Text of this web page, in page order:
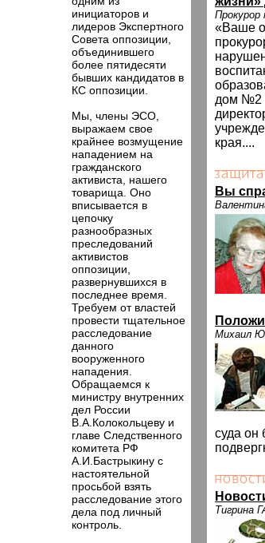
инициаторов и
лидеров Экспертного
Совета оппозиции,
объединившего
более пятидесяти
бывших кандидатов в
КС оппозиции.
Мы, члены ЭСО,
выражаем свое
крайнее возмущение
нападением на
гражданского
активиста, нашего
товарища. Оно
вписывается в
цепочку
разнообразных
преследований
активистов
оппозиции,
развернувшихся в
последнее время.
Требуем от властей
провести тщательное
расследование
данного
вооруженного
нападения.
Обращаемся к
министру внутренних
дел России
В.А.Колокольцеву и
главе Следственного
комитета РФ
А.И.Бастрыкину с
настоятельной
просьбой взять
расследование этого
дела под личный
контроль.
«Ваше
дом №2
края....
Вы
Михаил
суда
Тигрина